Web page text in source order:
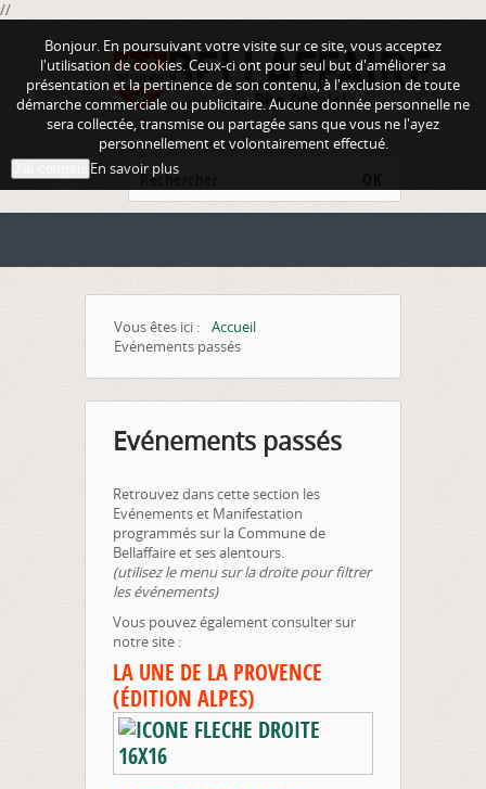
//
Bonjour. En poursuivant votre visite sur ce site, vous acceptez
l'utilisation de cookies. Ceux-ci ont pour seul but d'améliorer sa
présentation et la pertinence de son contenu, à l'exclusion de toute
démarche commerciale ou publicitaire. Aucune donnée personnelle ne
sera collectée, transmise ou partagée sans que vous ne l'ayez
personnellement et volontairement effectué.
En savoir plus
Vous êtes ici :
Accueil
Evénements passés
Evénements passés
Retrouvez dans cette section les
Evénements et Manifestation
programmés sur la Commune de
Bellaffaire et ses alentours.
(utilisez le menu sur la droite pour filtrer
les événements)
Vous pouvez également consulter sur
notre site :
LA UNE DE LA PROVENCE
(ÉDITION ALPES)